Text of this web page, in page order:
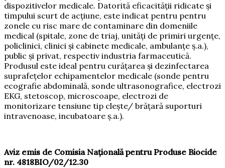
dispozitivelor medicale. Datorită eficacității ridicate și
timpului scurt de acțiune, este indicat pentru pentru
zonele cu risc mare de contaminare din domeniile
medical (spitale, zone de triaj, unități de primiri urgențe,
policlinici, clinici și cabinete medicale, ambulanțe ș.a.),
public și privat, respectiv industria farmaceutică.
Produsul este ideal pentru curățarea și dezinfectarea
suprafețelor echipamentelor medicale (sonde pentru
ecografie abdominală, sonde ultrasonografice, electrozi
EKG, stetoscop, microscoape, electrozi de
monitorizare tensiune tip clește/ brățară suporturi
intravenoase, incubatoare ș.a.).
Aviz emis de Comisia Națională pentru Produse Biocide
nr. 4818BIO/02/12.30